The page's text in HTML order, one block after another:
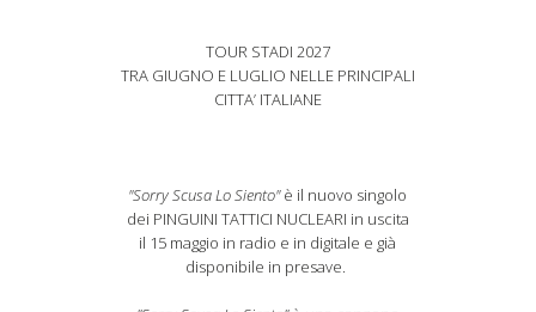
TOUR STADI 2027
TRA GIUGNO E LUGLIO NELLE PRINCIPALI
CITTA’ ITALIANE
"Sorry Scusa Lo Siento"è il nuovo singolo
dei PINGUINI TATTICI NUCLEARI in uscita
il 15 maggio in radio e in digitale e già
disponibile in presave.